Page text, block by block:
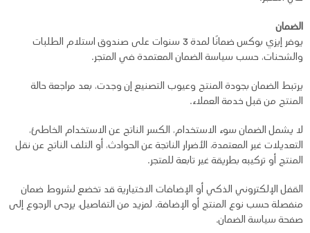
الضمان
يوفر إيزي بوكس ضمانًا لمدة 3 سنوات على صندوق استلام الطلبات
والشحنات، حسب سياسة الضمان المعتمدة في المتجر.
يرتبط الضمان بجودة المنتج وعيوب التصنيع إن وجدت، بعد مراجعة حالة
المنتج من قبل خدمة العملاء.
لا يشمل الضمان سوء الاستخدام، الكسر الناتج عن الاستخدام الخاطئ،
التعديلات غير المعتمدة، الأضرار الناتجة عن الحوادث، أو التلف الناتج عن نقل
المنتج أو تركيبه بطريقة غير تابعة للمتجر.
القفل الإلكتروني الذكي أو الإضافات الاختيارية قد تخضع لشروط ضمان
منفصلة حسب نوع المنتج أو الإضافة. لمزيد من التفاصيل، يرجى الرجوع إلى
صفحة سياسة الضمان.